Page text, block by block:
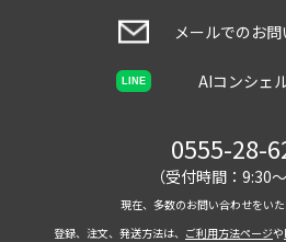
メールでのお
LINE AIコンシェ
0555-28-
（受付時間：9:30
現在、多数のお問い合わせをいた
登録、注文、発送方法は、 ご利用方法ページや